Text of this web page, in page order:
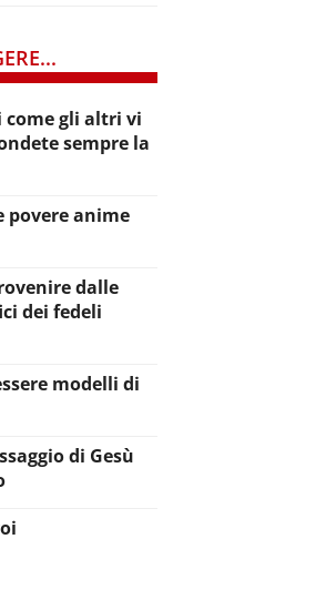
come gli altri vi
sempre la
povere anime
dalle
dei fedeli
modelli di
di Gesù